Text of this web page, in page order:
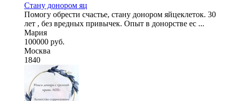
Стану донором яц
Помогу обрести счастье, стану донором яйцеклеток. 30
лет , без вредных привычек. Опыт в донорстве ес ...
Мария
100000 руб.
Москва
1840